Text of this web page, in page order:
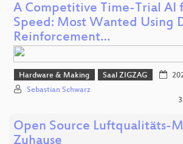
A Competitive Time-Trial AI
Speed: Most Wanted Using
Reinforcement…
Hardware & Making Saal ZIGZAG
Sebastian Schwarz
Open Source Luftqualitäts-